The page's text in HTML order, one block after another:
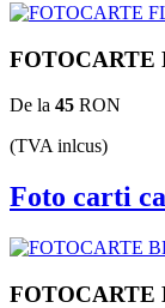
FOTOCARTE
De la 45 RON
(TVA inlcus)
Foto carti
FOTOCARTE